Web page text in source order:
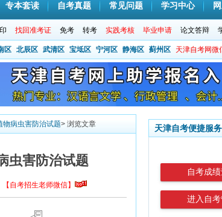
专本套读 自考真题 常见问题 学习中心
找回准考证 免考 转考 实践考核 毕业申请 论文答辩
区 北辰区 武清区 宝坻区 宁河区 静海区 蓟州区 天津自考网微
病虫害防治试题> 浏览文章
虫害防治试题
【自考招生老师微信】
天津自考便捷服务
自考成
进入自